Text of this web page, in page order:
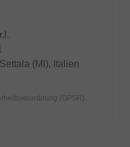
(MI), Italien
(GPSR).